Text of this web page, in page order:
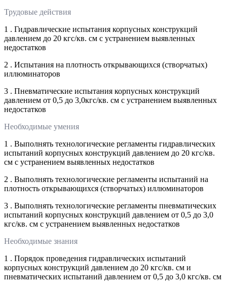
Трудовые действия
1 . Гидравлические испытания корпусных конструкций
давлением до 20 кгс/кв. см с устранением выявленных
недостатков
2 . Испытания на плотность открывающихся (створчатых)
иллюминаторов
3 . Пневматические испытания корпусных конструкций
давлением от 0,5 до 3,0кгс/кв. см с устранением выявленных
недостатков
Необходимые умения
1 . Выполнять технологические регламенты гидравлических
испытаний корпусных конструкций давлением до 20 кгс/кв.
см с устранением выявленных недостатков
2 . Выполнять технологические регламенты испытаний на
плотность открывающихся (створчатых) иллюминаторов
3 . Выполнять технологические регламенты пневматических
испытаний корпусных конструкций давлением от 0,5 до 3,0
кгс/кв. см с устранением выявленных недостатков
Необходимые знания
1 . Порядок проведения гидравлических испытаний
корпусных конструкций давлением до 20 кгс/кв. см и
пневматических испытаний давлением от 0,5 до 3,0 кгс/кв. см